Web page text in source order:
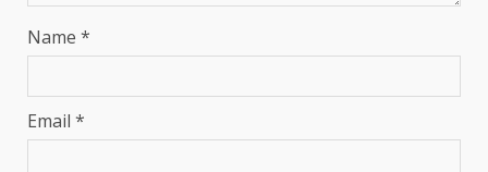
Name *
Email *